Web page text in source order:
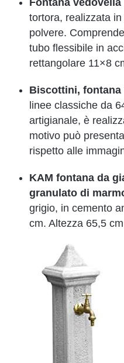
Fontana
tortora, realizzata
polvere.
tubo flessibile in
rettangolare 11×8
Biscottini,
linee classiche da
artigianale, è
motivo può
rispetto alle
KAM fontana da
granulato di
grigio, in cemento
cm. Altezza 65,5